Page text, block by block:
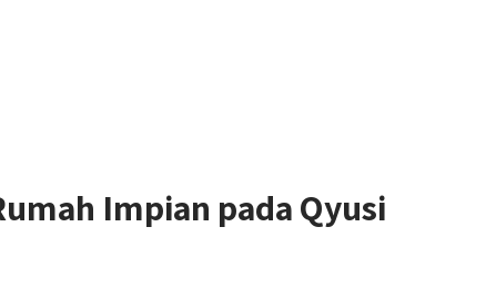
Impian pada Qyusi